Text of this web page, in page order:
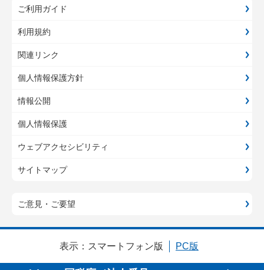
ご利用ガイド
利用規約
関連リンク
個人情報保護方針
情報公開
個人情報保護
ウェブアクセシビリティ
サイトマップ
ご意見・ご要望
表示： スマートフォン版 PC版